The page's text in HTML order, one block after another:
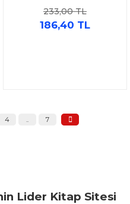
233,00 TL
186,40 TL
4 .. 7
Lider Kitap Sitesi